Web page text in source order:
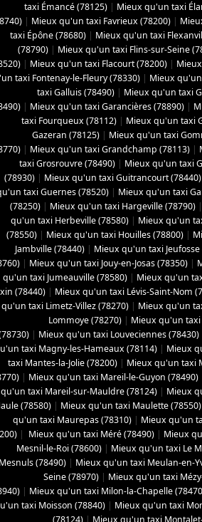
taxi Émancé (78125) | Mieux qu'un taxi
| Mieux qu'un taxi Favrieux (78200) |
taxi Épône (78680) | Mieux qu'un taxi
(78790) | Mieux qu'un taxi Flins-sur-Seine
| Mieux qu'un taxi Flacourt (78200) |
taxi Fontenay-le-Fleury (78330) | Mieux qu'un
taxi Galluis (78490) | Mieux qu'un taxi
| Mieux qu'un taxi Garancières (78890) |
taxi Fourqueux (78112) | Mieux qu'un taxi
Gazeran (78125) | Mieux qu'un taxi
| Mieux qu'un taxi Grandchamp (78113) |
taxi Grosrouvre (78490) | Mieux qu'un taxi
(78930) | Mieux qu'un taxi Guitrancourt (78440)
taxi Guernes (78520) | Mieux qu'un taxi
(78250) | Mieux qu'un taxi Hargeville (78790) |
qu'un taxi Herbeville (78580) | Mieux qu'un
(78550) | Mieux qu'un taxi Houilles (78800) |
Jambville (78440) | Mieux qu'un taxi Jeufosse
| Mieux qu'un taxi Jouy-en-Josas (78350) |
qu'un taxi Jumeauville (78580) | Mieux qu'un
(78440) | Mieux qu'un taxi Lévis-Saint-Nom
qu'un taxi Limetz-Villez (78270) | Mieux qu'un
Lommoye (78270) | Mieux qu'un taxi
| Mieux qu'un taxi Louveciennes (78430)
taxi Magny-les-Hameaux (78114) | Mieux
taxi Mantes-la-Jolie (78200) | Mieux qu'un taxi
| Mieux qu'un taxi Mareil-le-Guyon (78490)
qu'un taxi Mareil-sur-Mauldre (78124) | Mieux
(78580) | Mieux qu'un taxi Maulette (78550)
qu'un taxi Maurepas (78310) | Mieux qu'un
| Mieux qu'un taxi Méré (78490) | Mieux
Mesnil-le-Roi (78600) | Mieux qu'un taxi Le
Mesnuls (78490) | Mieux qu'un taxi Meulan-en-
Seine (78970) | Mieux qu'un taxi
| Mieux qu'un taxi Milon-la-Chapelle
taxi Moisson (78840) | Mieux qu'un taxi